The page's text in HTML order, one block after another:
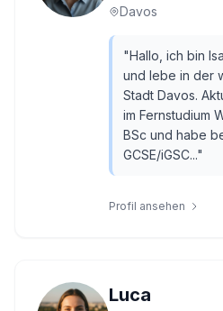
Davos
"Hallo, ich bin
und lebe in der
Stadt Davos.
im Fernstudium
BSc und habe
GCSE/iGSC..."
Profil ansehen
Luca